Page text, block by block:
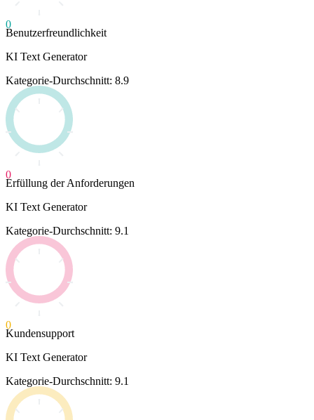
0
Benutzerfreundlichkeit
KI Text Generator
Kategorie-Durchschnitt: 8.9
0
Erfüllung der Anforderungen
KI Text Generator
Kategorie-Durchschnitt: 9.1
0
Kundensupport
KI Text Generator
Kategorie-Durchschnitt: 9.1